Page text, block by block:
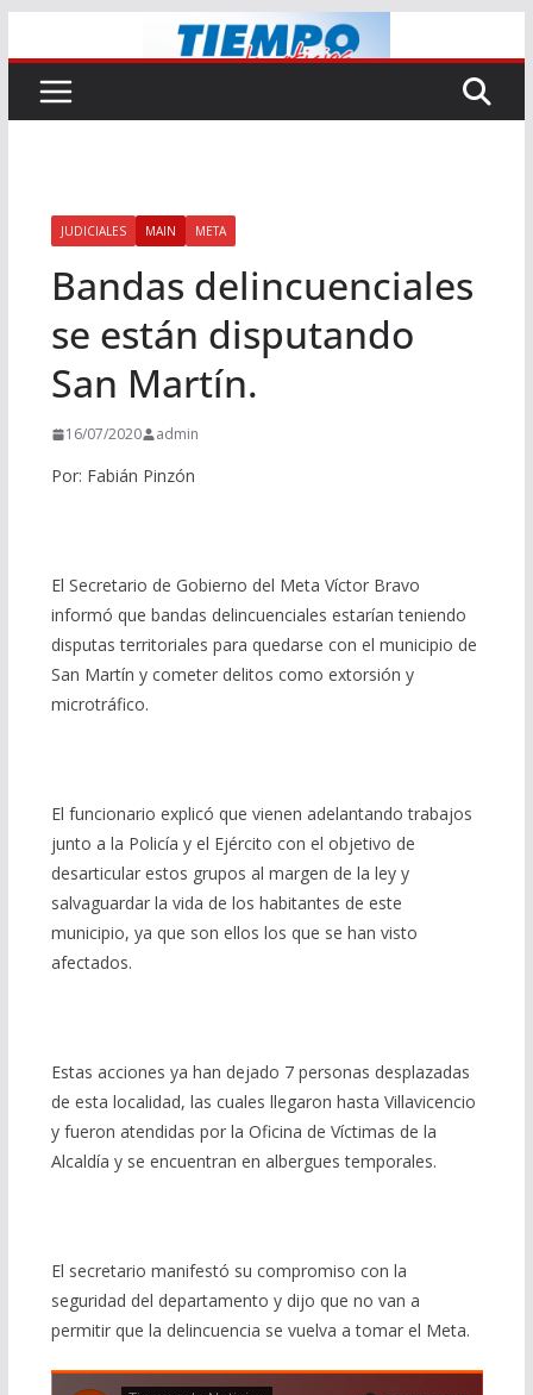
al
contenido
JUDICIALES MAIN META
Bandas delincuenciales
se están disputando
San Martín.
16/07/2020 admin
Por: Fabián Pinzón
El Secretario de Gobierno del Meta Víctor Bravo
informó que bandas delincuenciales estarían teniendo
disputas territoriales para quedarse con el municipio de
San Martín y cometer delitos como extorsión y
microtráfico.
El funcionario explicó que vienen adelantando trabajos
junto a la Policía y el Ejército con el objetivo de
desarticular estos grupos al margen de la ley y
salvaguardar la vida de los habitantes de este
municipio, ya que son ellos los que se han visto
afectados.
Estas acciones ya han dejado 7 personas desplazadas
de esta localidad, las cuales llegaron hasta Villavicencio
y fueron atendidas por la Oficina de Víctimas de la
Alcaldía y se encuentran en albergues temporales.
El secretario manifestó su compromiso con la
seguridad del departamento y dijo que no van a
permitir que la delincuencia se vuelva a tomar el Meta.